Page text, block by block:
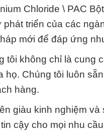
Chloride \ PAC
phát triển của các
mới để đáp ứng
tôi không chỉ là cung
họ. Chúng tôi luôn
hàng.
giàu kinh nghiệm
cậy cho mọi nhu